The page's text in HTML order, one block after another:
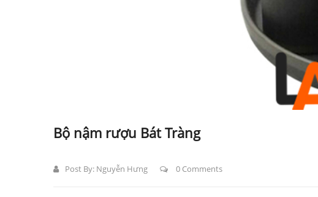
Bộ nậm rượu Bát Tràng
Post By: Nguyễn Hưng 0 Comments